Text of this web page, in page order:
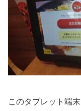
このタブレット端